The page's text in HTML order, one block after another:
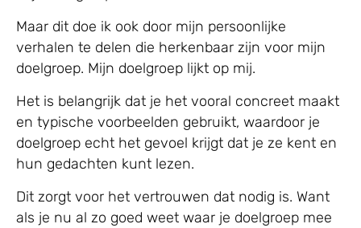
Maar dit doe ik ook door mijn persoonlijke
verhalen te delen die herkenbaar zijn voor mijn
doelgroep. Mijn doelgroep lijkt op mij.
Het is belangrijk dat je het vooral concreet maakt
en typische voorbeelden gebruikt, waardoor je
doelgroep echt het gevoel krijgt dat je ze kent en
hun gedachten kunt lezen.
Dit zorgt voor het vertrouwen dat nodig is. Want
als je nu al zo goed weet waar je doelgroep mee